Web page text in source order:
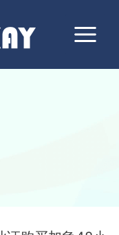
Menu